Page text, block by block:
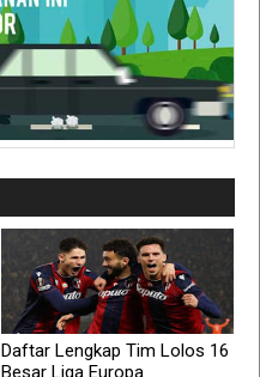
Daftar Lengkap Tim Lolos 16
Besar Liga Europa